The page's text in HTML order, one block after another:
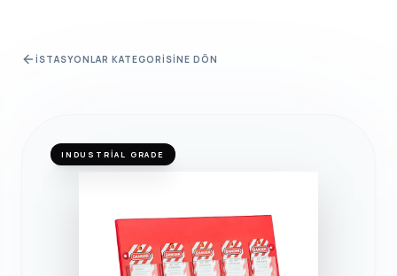
İSTASYONLAR KATEGORISINE DÖN
INDUSTRIAL GRADE